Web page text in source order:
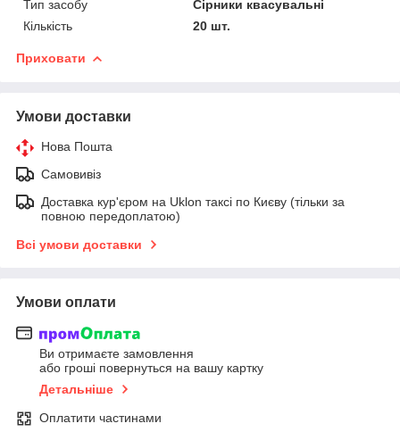
Тип засобу
Сірники квасувальні
Кількість
20 шт.
Приховати
Умови доставки
Нова Пошта
Самовивіз
Доставка кур'єром на Uklon таксі по Києву (тільки за
повною передоплатою)
Всі умови доставки
Умови оплати
Ви отримаєте замовлення
або гроші повернуться на вашу картку
Детальніше
Оплатити частинами